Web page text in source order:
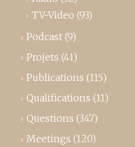
TV-Video (93)
Podcast (9)
Projets (41)
Publications (115)
Qualifications (11)
Questions (347)
Meetings (120)